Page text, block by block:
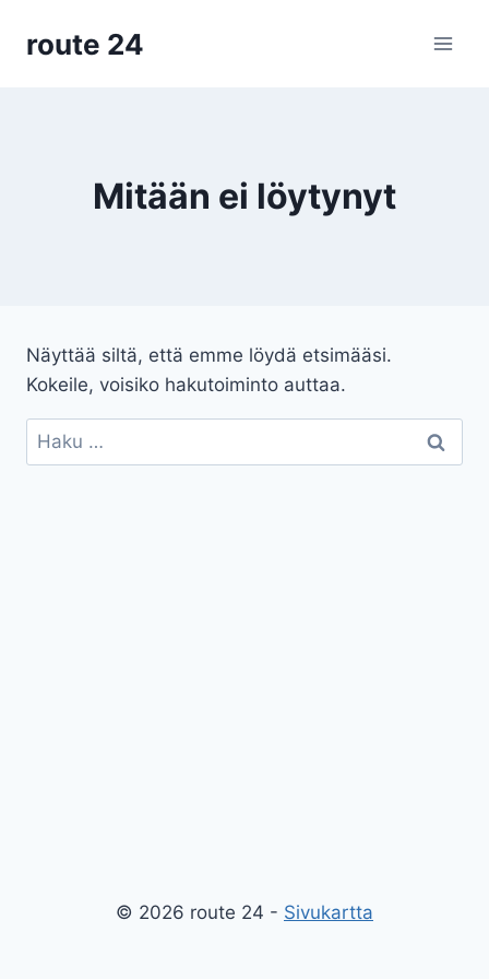
sisältöön
route 24
Mitään ei löytynyt
Näyttää siltä, että emme löydä etsimääsi.
Kokeile, voisiko hakutoiminto auttaa.
Haku:
© 2026 route 24 - Sivukartta